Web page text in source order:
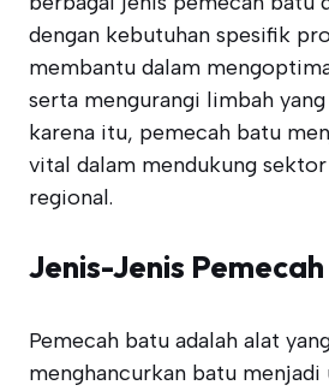
dengan kebutuhan spesifik
membantu dalam
serta mengurangi limbah
karena itu, pemecah batu
vital dalam mendukung
regional.
Jenis-Jenis
Pemecah batu adalah alat
menghancurkan batu